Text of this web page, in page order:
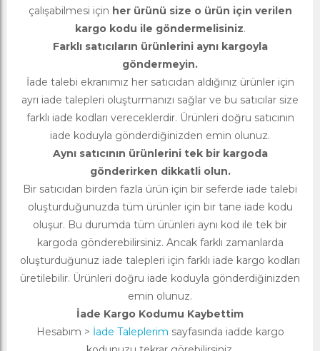
çalışabilmesi için her ürünü size o ürün için verilen
kargo kodu ile göndermelisiniz.
Farklı satıcıların ürünlerini aynı kargoyla
göndermeyin.
İade talebi ekranımız her satıcıdan aldığınız ürünler için
ayrı iade talepleri oluşturmanızı sağlar ve bu satıcılar size
farklı iade kodları vereceklerdir. Ürünleri doğru satıcının
iade koduyla gönderdiğinizden emin olunuz.
Aynı satıcının ürünlerini tek bir kargoda
gönderirken dikkatli olun.
Bir satıcıdan birden fazla ürün için bir seferde iade talebi
oluşturduğunuzda tüm ürünler için bir tane iade kodu
oluşur. Bu durumda tüm ürünleri aynı kod ile tek bir
kargoda gönderebilirsiniz. Ancak farklı zamanlarda
oluşturduğunuz iade talepleri için farklı iade kargo kodları
üretilebilir. Ürünleri doğru iade koduyla gönderdiğinizden
emin olunuz.
İade Kargo Kodumu Kaybettim
Hesabım > İade Taleplerim sayfasında iadde kargo